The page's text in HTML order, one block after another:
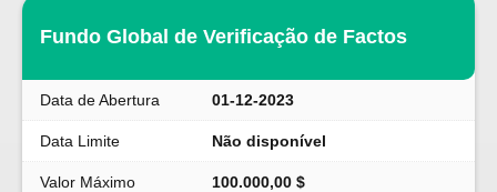
Fundo Global de Verificação de Factos
Data de Abertura 01-12-2023
Data Limite Não disponível
Valor Máximo 100.000,00 $